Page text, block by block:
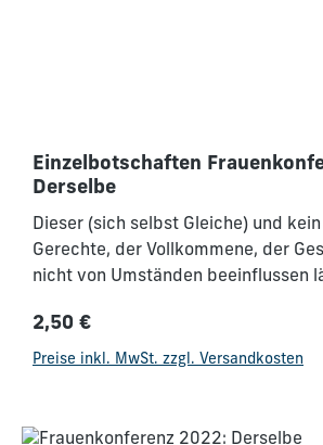
Einzelbotschaften
Derselbe
Dieser (sich selbst Gleiche) und
Gerechte, der Vollkommene, der
nicht von Umständen beeinflussen
Christus ist derselbe gestern und
Ewigkeit!"(Hebr 13,8 - SCH) Er
Schritte zu gehen.
Regulärer Preis:
2,50 €
Preise inkl. MwSt. zzgl. Versandkosten